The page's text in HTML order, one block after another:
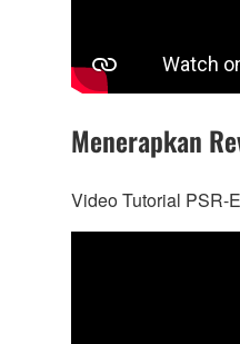
Menerapkan
Video Tutorial PSR-